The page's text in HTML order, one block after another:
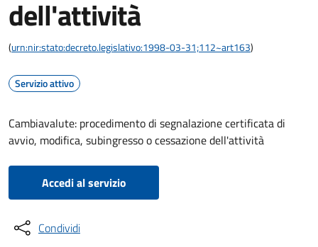
dell'attività
(urn:nir:stato:decreto.legislativo:1998-03-31;112~art163)
Servizio attivo
Cambiavalute: procedimento di segnalazione certificata di
avvio, modifica, subingresso o cessazione dell'attività
Accedi al servizio
Condividi